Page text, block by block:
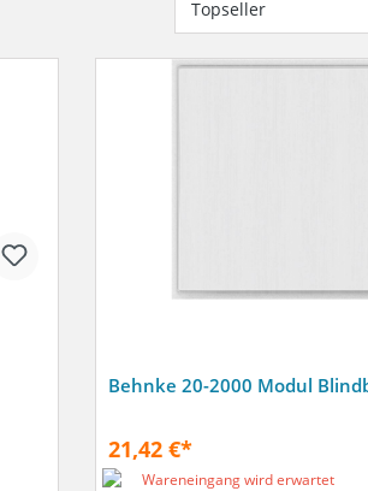
Behnke 20-2000 Modul
21,42 €*
Wareneingang wird erwartet